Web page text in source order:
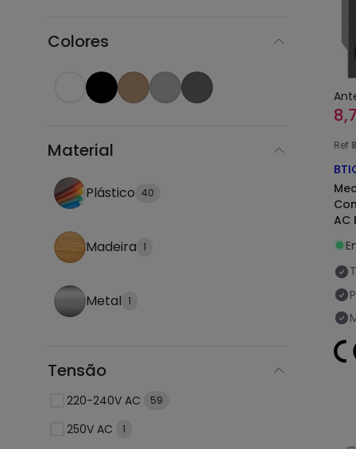
Colores
Material
Plástico 40
Madeira 1
Metal 1
Tensão
220-240V AC 59
250V AC 1
Ref
AC